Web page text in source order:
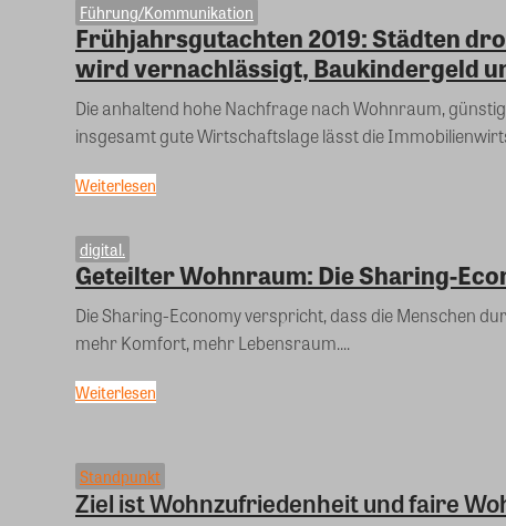
Führung/Kommunikation
Frühjahrsgutachten 2019: Städten
wird vernachlässigt, Baukindergeld
Die anhaltend hohe Nachfrage nach Wohnraum,
insgesamt gute Wirtschaftslage lässt die
Weiterlesen
digital.
Geteilter Wohnraum: Die Sharing-
Die Sharing-Economy verspricht, dass die Menschen
mehr Komfort, mehr Lebensraum....
Weiterlesen
Standpunkt
Ziel ist Wohnzufriedenheit und faire